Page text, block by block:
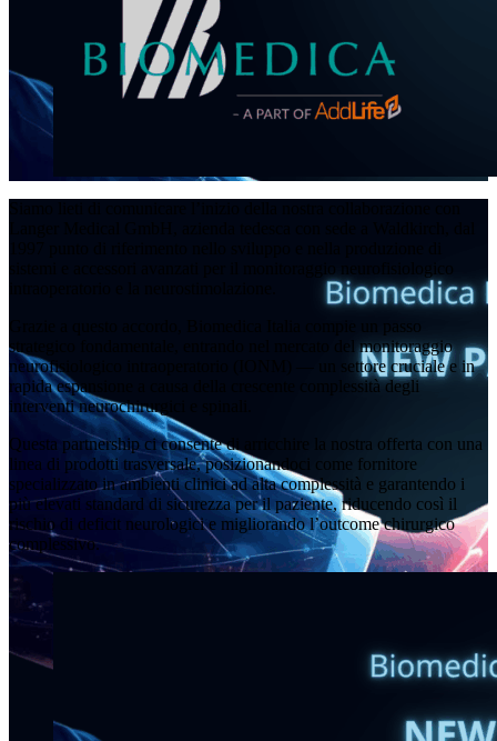
sistemi e accessori avanzati per il monitoraggio neurofisiologico
Grazie a questo accordo, Biomedica Italia compie un passo
strategico fondamentale, entrando nel mercato del monitoraggio
neurofisiologico intraoperatorio (IONM) — un settore cruciale e in
rapida espansione a causa della crescente complessità degli
interventi neurochirurgici e spinali.
Questa partnership ci consente di arricchire la nostra offerta con una
linea di prodotti trasversale, posizionandoci come fornitore
specializzato in ambienti clinici ad alta complessità e garantendo i
più elevati standard di sicurezza per il paziente, riducendo così il
rischio di deficit neurologici e migliorando l’outcome chirurgico
complessivo.